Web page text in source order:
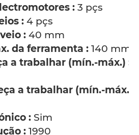
: 3 pçs
: 4 pçs
: 40 mm
da ferramenta : 140 mm
a trabalhar (mín.-máx.) :
a trabalhar (mín.-máx.) :
: Sim
: 1990